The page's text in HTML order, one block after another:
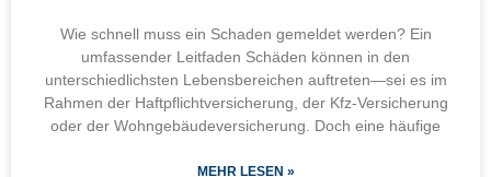
Wie schnell muss ein Schaden gemeldet werden? Ein
umfassender Leitfaden Schäden können in den
unterschiedlichsten Lebensbereichen auftreten—sei es im
Rahmen der Haftpflichtversicherung, der Kfz-Versicherung
oder der Wohngebäudeversicherung. Doch eine häufige
MEHR LESEN »